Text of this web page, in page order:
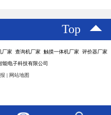
Top
厂家 查询机厂家 触摸一体机厂家 评价器厂家
能电子科技有限公司
| 网站地图